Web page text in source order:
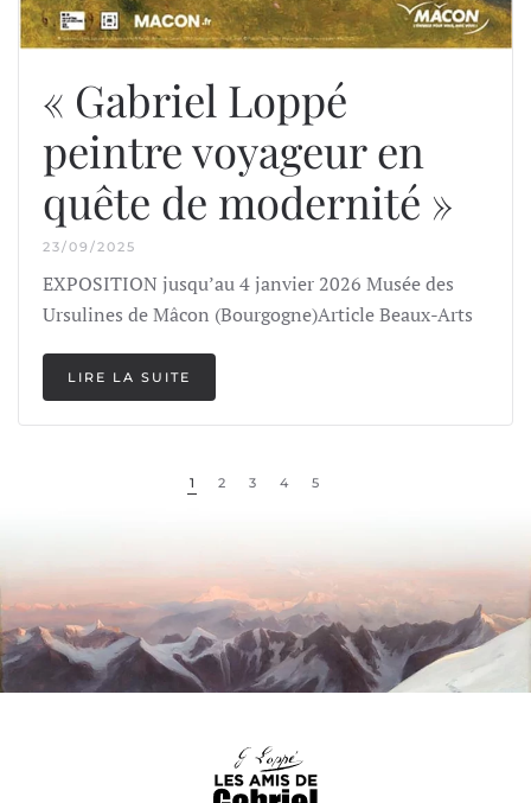
« Gabriel Loppé
peintre voyageur en
quête de modernité »
23/09/2025
EXPOSITION jusqu’au 4 janvier 2026 Musée des
Ursulines de Mâcon (Bourgogne)Article Beaux-Arts
LIRE LA SUITE
1 2 3 4 5